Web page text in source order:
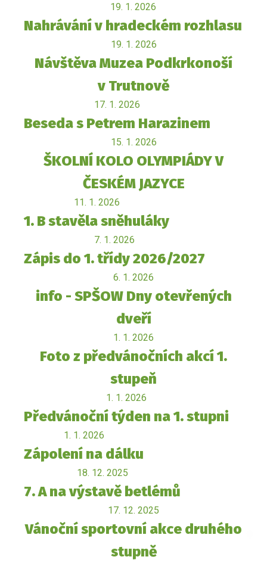
19. 1. 2026
Nahrávání v hradeckém rozhlasu
19. 1. 2026
Návštěva Muzea Podkrkonoší
v Trutnově
17. 1. 2026
Beseda s Petrem Harazinem
15. 1. 2026
ŠKOLNÍ KOLO OLYMPIÁDY V
ČESKÉM JAZYCE
11. 1. 2026
1. B stavěla sněhuláky
7. 1. 2026
Zápis do 1. třídy 2026/2027
6. 1. 2026
info - SPŠOW Dny otevřených
dveří
1. 1. 2026
Foto z předvánočních akcí 1.
stupeň
1. 1. 2026
Předvánoční týden na 1. stupni
1. 1. 2026
Zápolení na dálku
18. 12. 2025
7. A na výstavě betlémů
17. 12. 2025
Vánoční sportovní akce druhého
stupně